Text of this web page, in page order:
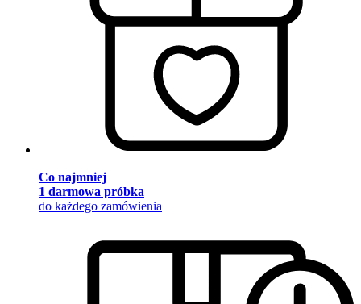
Co najmniej
1 darmowa próbka
do każdego zamówienia